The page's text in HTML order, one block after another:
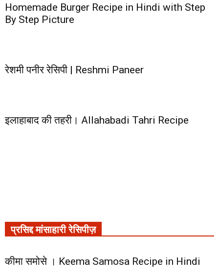
Homemade Burger Recipe in Hindi with Step
By Step Picture
रेशमी पनीर रेसिपी | Reshmi Paneer
इलाहाबाद की तहरी। Allahabadi Tahri Recipe
प्रसिद्द मांसाहारी रेसिपीज़
कीमा समोसे । Keema Samosa Recipe in Hindi